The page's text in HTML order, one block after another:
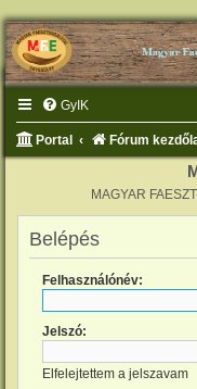
GyIK
Portal Fórum
MAGYAR
Belépés
Felhasználónév:
Jelszó:
Elfelejtettem a jelszavam